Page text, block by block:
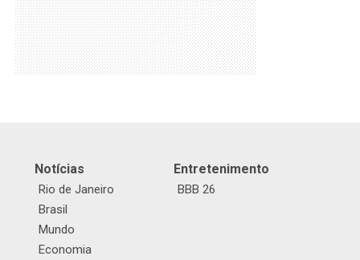
Notícias
Rio de Janeiro
Brasil
Mundo
Economia
Entretenimento
BBB 26